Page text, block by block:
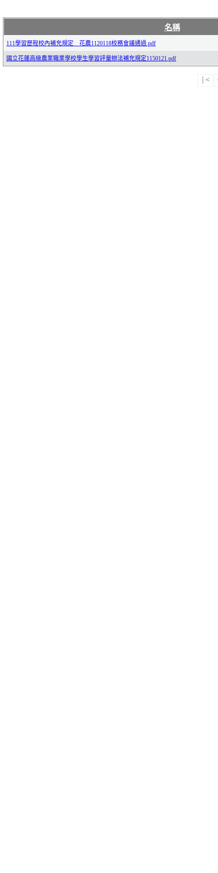
名稱
111學習歷程校內補充規定__花農1120118校務會議通過.pdf
國立花蓮高級農業職業學校學生學習評量辦法補充規定1150121.pdf
|<